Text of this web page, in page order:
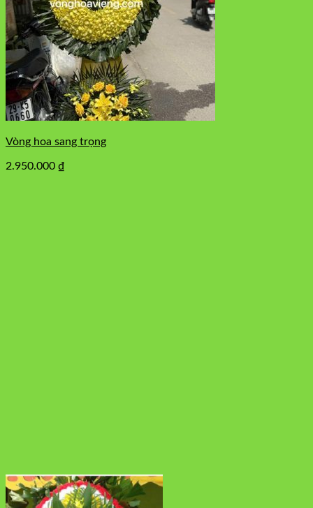
Vòng hoa sang trọng
2.950.000 ₫